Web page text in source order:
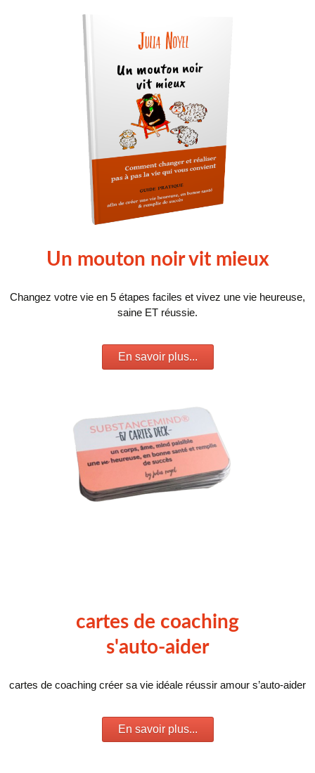
Un mouton noir vit mieux
Changez votre vie en 5 étapes faciles et vivez une vie heureuse,
saine ET réussie.
En savoir plus...
cartes de coaching
s'auto-aider
cartes de coaching créer sa vie idéale réussir amour s’auto-aider
En savoir plus...